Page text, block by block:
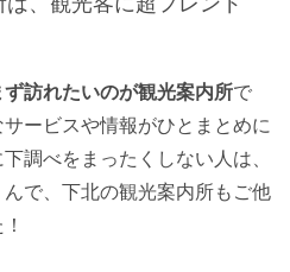
ず訪れたいのが観光案内所で
ービスや情報がひとまとめに
調べをまったくしない人は、
で、下北の観光案内所もご他